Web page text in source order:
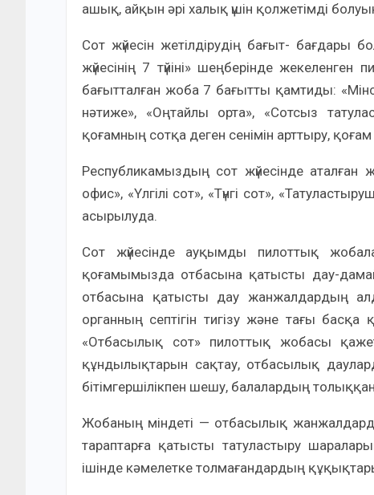
ашық, айқын әрі халық үшін қолжетімді
Сот жүйесін жетілдірудің бағыт-
жүйесінің 7 түйіні» шеңберінде
бағытталған жоба 7 бағытты қамтиды:
нәтиже», «Оңтайлы орта», «Сотсыз
қоғамның сотқа деген сенімін арттыру,
Республикамыздың сот жүйесінде
офис», «Үлгілі сот», «Түнгі сот»,
асырылуда.
Сот жүйесінде ауқымды пилоттық
қоғамымызда отбасына қатысты дау-
отбасына қатысты дау жанжалдардың
органның септігін тигізу және тағы
«Отбасылық сот» пилоттық жобасы
құндылықтарын сақтау, отбасылық
бітімгершілікпен шешу, балалардың
Жобаның міндеті — отбасылық
тараптарға қатысты татуластыру
ішінде кәмелетке толмағандардың